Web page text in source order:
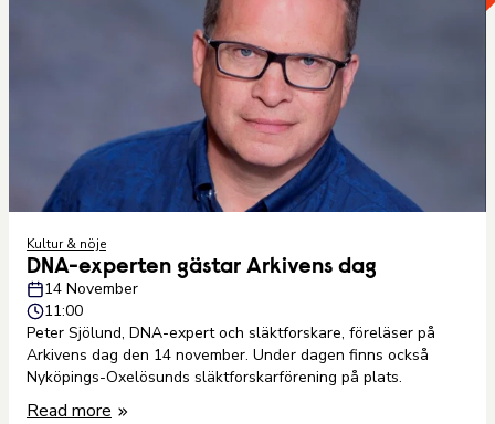
Kultur & nöje
DNA-experten gästar Arkivens dag
14 November
11:00
Peter Sjölund, DNA-expert och släktforskare, föreläser på
Arkivens dag den 14 november. Under dagen finns också
Nyköpings-Oxelösunds släktforskarförening på plats.
Read more